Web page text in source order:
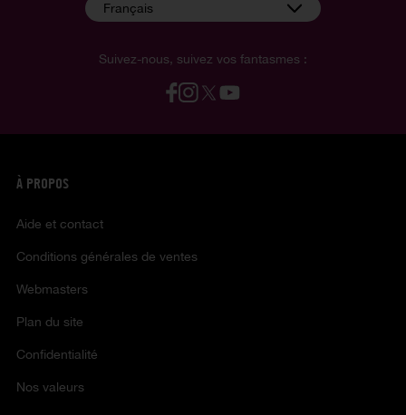
Suivez-nous, suivez vos fantasmes :
Français
À PROPOS
Aide et contact
Conditions générales de ventes
Webmasters
Plan du site
Confidentialité
Nos valeurs